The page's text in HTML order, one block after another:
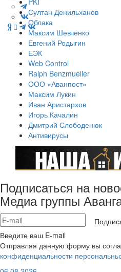
Султан Денильханов
Облака
Максим Шевченко
Евгений Родыгин
ЕЭК
Web Control
Ralph Benzmueller
ООО «Аванпост»
Максим Лукин
Иван Аристархов
Игорь Качалин
Дмитрий Слободенюк
Антивирусы
Подписаться на
Медиа группы
Введите ваш E-mail
Отправляя данную форму вы
конфиденциальности